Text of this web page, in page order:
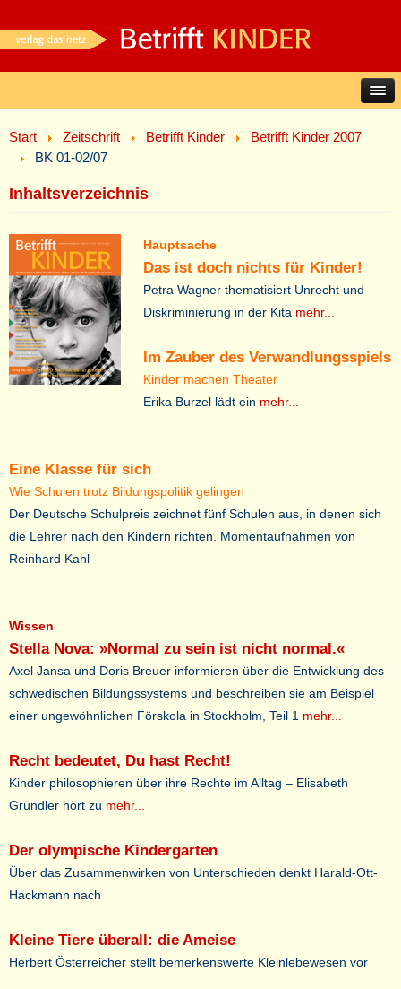
Start Zeitschrift Betrifft Kinder
Betrifft Kinder 2007
BK 01-02/07
Inhaltsverzeichnis
Hauptsache
Das ist doch nichts für Kinder!
Petra Wagner thematisiert Unrecht und
Diskriminierung in der Kita mehr...
Im Zauber des Verwandlungsspiels
Kinder machen Theater
Erika Burzel lädt ein mehr...
Eine Klasse für sich
Wie Schulen trotz Bildungspolitik gelingen
Der Deutsche Schulpreis zeichnet fünf Schulen aus, in denen sich
die Lehrer nach den Kindern richten. Momentaufnahmen von
Reinhard Kahl
Wissen
Stella Nova: »Normal zu sein ist nicht normal.«
Axel Jansa und Doris Breuer informieren über die Entwicklung des
schwedischen Bildungssystems und beschreiben sie am Beispiel
einer ungewöhnlichen Förskola in Stockholm, Teil 1 mehr...
Recht bedeutet, Du hast Recht!
Kinder philosophieren über ihre Rechte im Alltag – Elisabeth
Gründler hört zu mehr...
Der olympische Kindergarten
Über das Zusammenwirken von Unterschieden denkt Harald-Ott-
Hackmann nach
Kleine Tiere überall: die Ameise
Herbert Österreicher stellt bemerkenswerte Kleinlebewesen vor